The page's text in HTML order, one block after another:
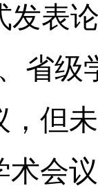
表
省级
，但
术会